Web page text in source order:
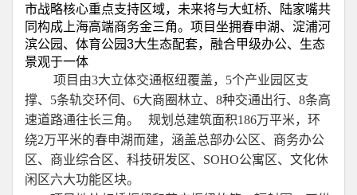
市战略核心重点支持区域，未来将与大虹桥、陆家嘴共
同构成上海高端商务金三角。项目坐拥春申湖、淀浦河
滨公园、体育公园3大生态配套，融合甲级办公、生态
景观于一体
项目由3大立体交通枢纽覆盖， 5个产业园区支
撑、 5条轨交环伺、 6大商圈林立、 8种交通出行、 8条高
速道路通往长三角。
规划总建筑面积186万平米，环
绕2万平米的春申湖而建，涵盖总部办公区、商务办公
区、商业综合区、科技研发区、 SOHO公寓区、文化休
闲区六大功能区块。